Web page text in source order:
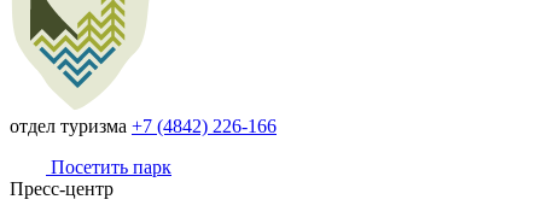
отдел туризма +7 (4842) 226-166
Посетить парк
Пресс-центр